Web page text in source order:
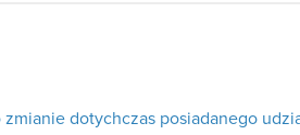
dotychczas posiadanego